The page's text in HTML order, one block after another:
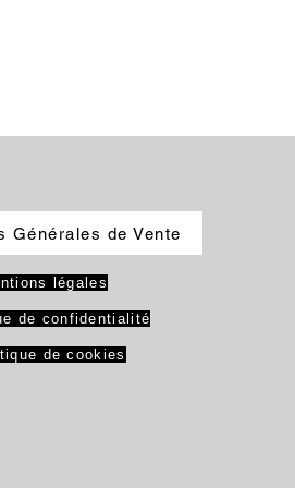
Générales de Vente
légales
de confidentialité
de cookies